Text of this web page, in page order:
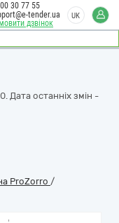
дзвінок
30 77 55
tender.ua
UK
Дата останніх змін -
ProZorro /